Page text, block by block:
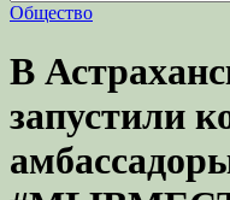
Общество
В
запустили